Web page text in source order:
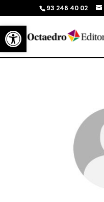
Abrir barra de herramientas
93 246 40 02